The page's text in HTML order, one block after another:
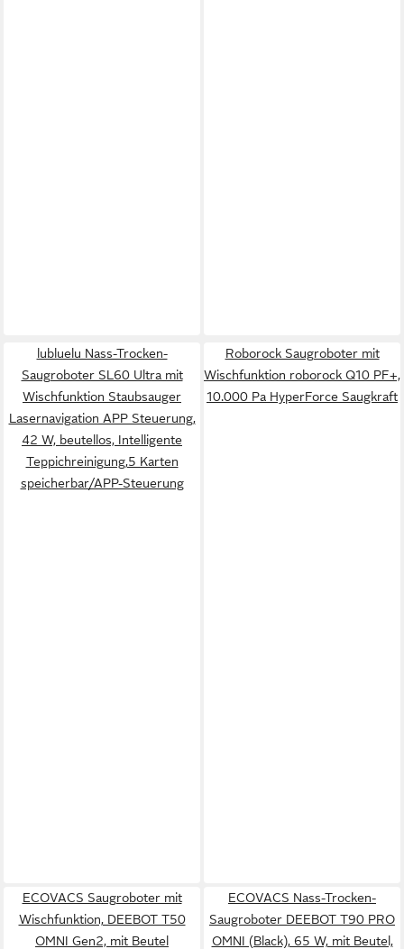
lubluelu Nass-Trocken-
Saugroboter SL60 Ultra mit
Wischfunktion Staubsauger
Lasernavigation APP Steuerung,
42 W, beutellos, Intelligente
Teppichreinigung,5 Karten
speicherbar/APP-Steuerung
Roborock Saugroboter mit
Wischfunktion roborock Q10 PF+,
10.000 Pa HyperForce Saugkraft
ECOVACS Saugroboter mit
Wischfunktion, DEEBOT T50
OMNI Gen2, mit Beutel
ECOVACS Nass-Trocken-
Saugroboter DEEBOT T90 PRO
OMNI (Black), 65 W, mit Beutel,